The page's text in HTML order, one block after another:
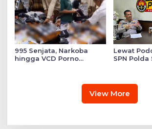
995 Senjata, Narkoba
hingga VCD Porno
Lewat
SPN
View More